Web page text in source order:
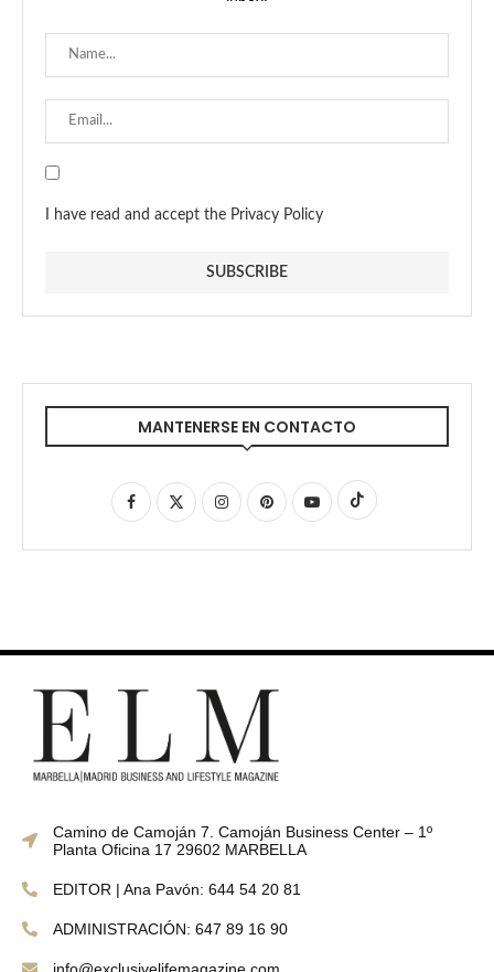
I have read and accept the Privacy Policy
MANTENERSE EN CONTACTO
Camino de Camoján 7. Camoján Business Center – 1º
Planta Oficina 17 29602 MARBELLA
EDITOR | Ana Pavón: 644 54 20 81
ADMINISTRACIÓN: 647 89 16 90